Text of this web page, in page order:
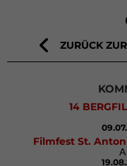
ZURÜCK
14
Filmfest St.